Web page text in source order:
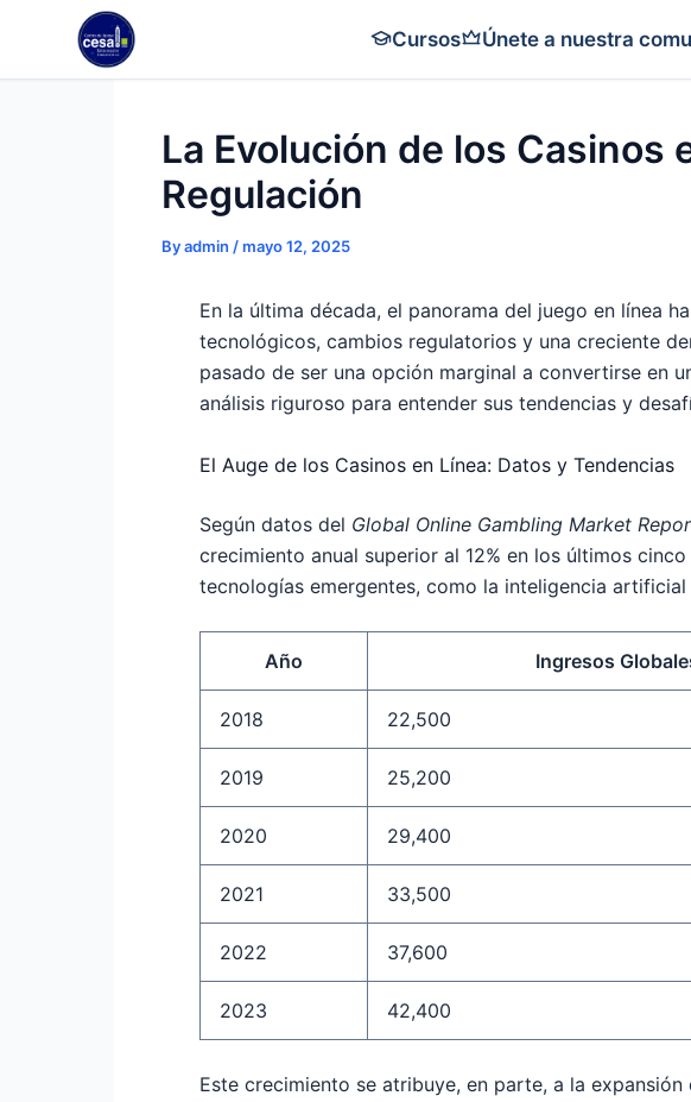
content
Cursos Únete a nuestra
La Evolución de los Casinos
Regulación
Byadmin /mayo 12, 2025
En la última década, el panorama del juego en línea
tecnológicos, cambios regulatorios y una creciente
pasado de ser una opción marginal a convertirse en
análisis riguroso para entender sus tendencias y
El Auge de los Casinos en Línea: Datos y Tendencias
Según datos del Global Online Gambling Market
crecimiento anual superior al 12% en los últimos
tecnologías emergentes, como la inteligencia
Año Ingresos
2018 22,500
2019 25,200
2020 29,400
2021 33,500
2022 37,600
2023 42,400
Este crecimiento se atribuye, en parte, a la